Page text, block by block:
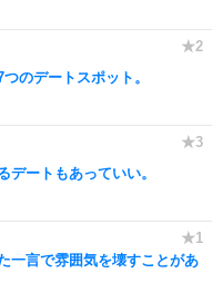
のデートスポット。
デートもあっていい。
一言で雰囲気を壊すことがあ